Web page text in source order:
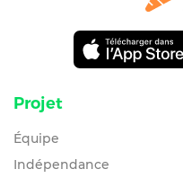
Projet
Équipe
Indépendance